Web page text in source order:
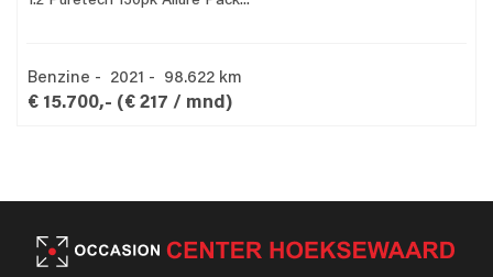
Benzine - 2021 - 98.622 km
€ 15.700,- (€ 217 / mnd)